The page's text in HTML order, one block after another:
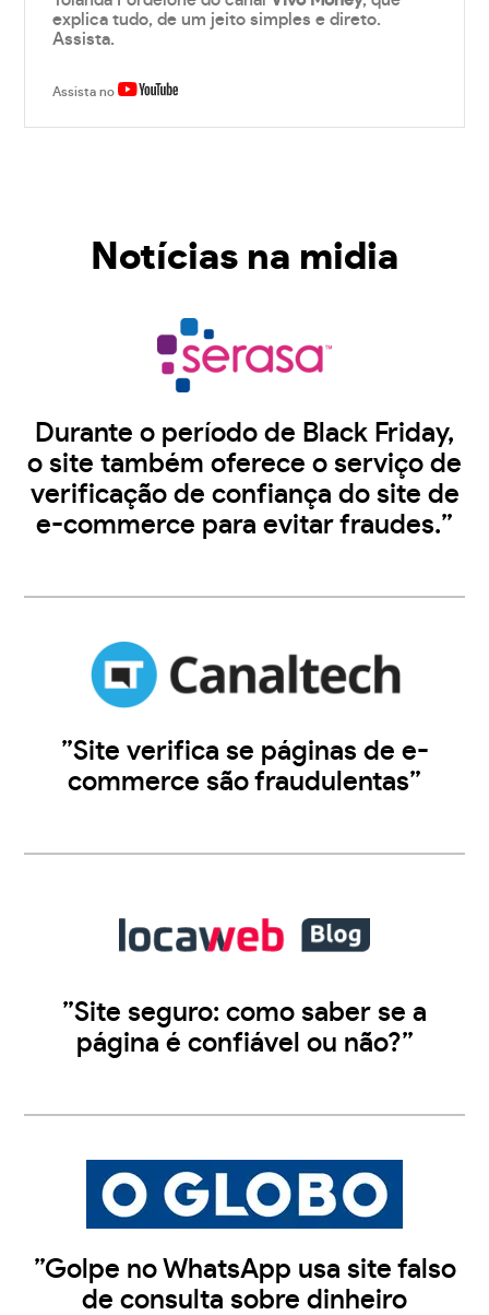
explica tudo, de um jeito simples e direto.
Assista.
Assista no
Notícias na midia
Durante o período de Black Friday,
o site também oferece o serviço de
verificação de confiança do site de
e-commerce para evitar fraudes.”
”Site verifica se páginas de e-
commerce são fraudulentas”
”Site seguro: como saber se a
página é confiável ou não?”
”Golpe no WhatsApp usa site falso
de consulta sobre dinheiro